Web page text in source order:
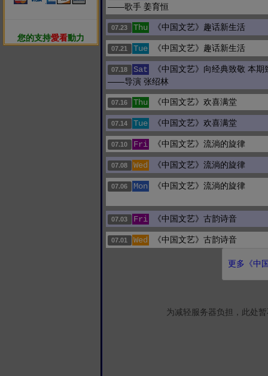
您的支持愛看動力
——歌手 姜育恒
07.23 Thu 《中国文艺》趣话新生活
07.21 Tue 《中国文艺》趣话新生活
07.18 Sat
《中国文艺》向经典致敬 本期
——导演 张绍林
07.16 Thu 《中国文艺》欢喜满堂
07.14 Tue 《中国文艺》欢喜满堂
07.10 Fri 《中国文艺》流淌的旋律
07.08 Wed 《中国文艺》流淌的旋律
07.06 Mon 《中国文艺》流淌的旋律
07.03 Fri 《中国文艺》古韵诗音
07.01 Wed 《中国文艺》古韵诗音
更多《中
为减轻服务器负担，此处